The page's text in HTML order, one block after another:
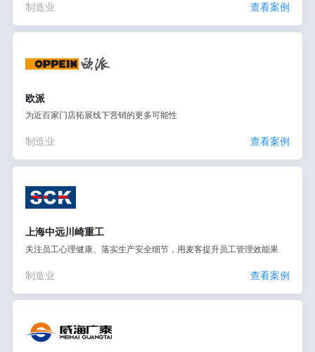
制造业 查看案例
欧派
为近百家门店拓展线下营销的更多可能性
制造业 查看案例
上海中远川崎重工
关注员工心理健康、落实生产安全细节，用麦客提升员工管理效能果
制造业 查看案例